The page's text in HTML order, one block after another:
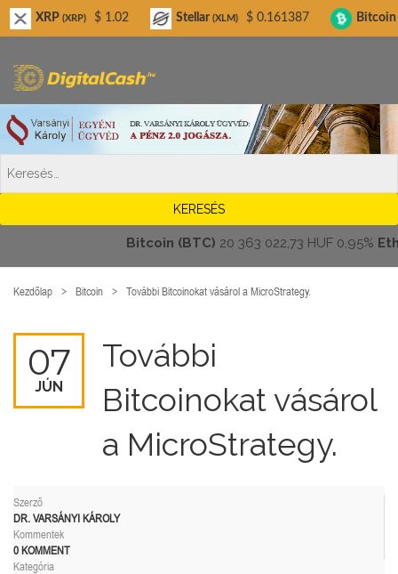
Bitcoin (BTC)20 363 022,73 HUF0,95%
Kezdőlap Bitcoin További Bitcoinokat vásárol a MicroStrategy.
07
JÚN
További
Bitcoinokat vásárol
a MicroStrategy.
Szerző
DR. VARSÁNYI KÁROLY
Kommentek
0 KOMMENT
Kategória
(XRP) $ 1.02 Stellar(XLM) $ 0.161387 Bitcoin Cash(BCH)
Digitalcash.hu